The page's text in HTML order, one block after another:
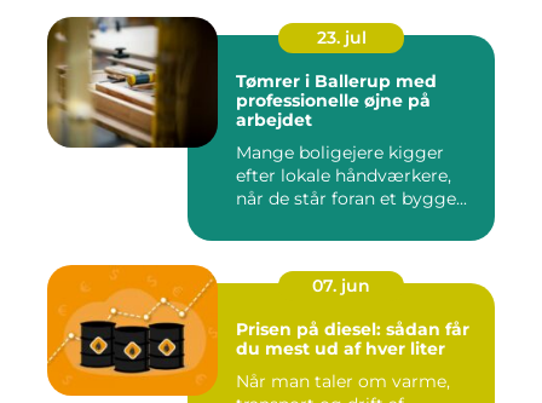
23. jul
Tømrer i Ballerup med
professionelle øjne på
arbejdet
Mange boligejere kigger
efter lokale håndværkere,
når de står foran et bygge...
07. jun
Prisen på diesel: sådan får
du mest ud af hver liter
Når man taler om varme,